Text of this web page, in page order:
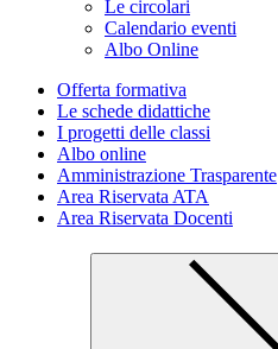
Le circolari
Calendario eventi
Albo Online
Offerta formativa
Le schede didattiche
I progetti delle classi
Albo online
Amministrazione Trasparente
Area Riservata ATA
Area Riservata Docenti